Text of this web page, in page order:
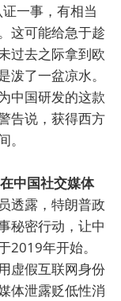
一事，有相当
这可能给急于趁
过去之际拿到欧
泼了一盆凉水。
中国研发的这款
告说，获得西方
中国社交媒体
透露，特朗普政
秘密行动，让中
2019年开始。
虚假互联网身份
体泄露贬低性消